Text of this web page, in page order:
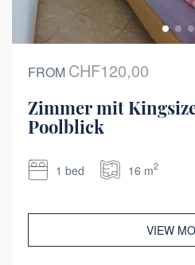
FROM CHF120,00
Zimmer mit
Poolblick
1 bed 16 m2
VIEW